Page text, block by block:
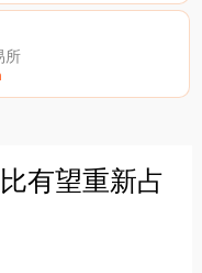
所
有望重新占